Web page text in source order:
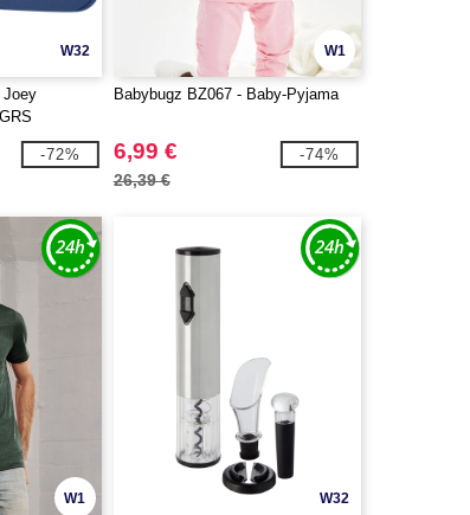
W32
Joey
L
-72%
W1
Babybugz BZ067 - Baby-Pyjama
6,99 €
26,39 €
-74%
W1 W32